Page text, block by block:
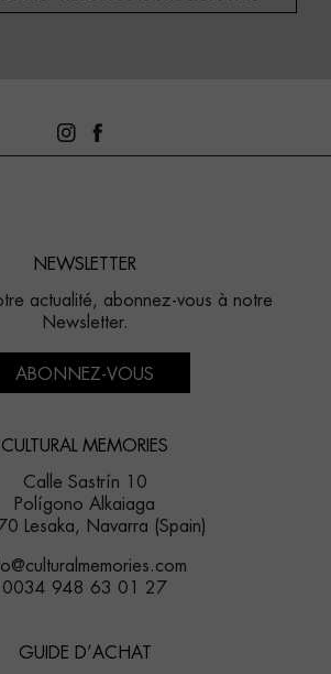
NEWSLETTER
actualité, abonnez-vous à notre
Newsletter.
ABONNEZ-VOUS
CULTURAL MEMORIES
Calle Sastrín 10
Polígono Alkaiaga
Lesaka, Navarra (Spain)
0034 948 63 01 27
GUIDE D’ACHAT